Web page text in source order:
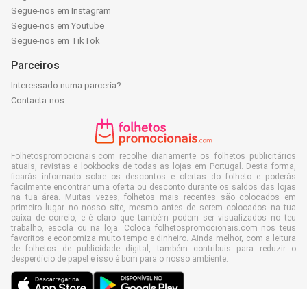
Segue-nos em Instagram
Segue-nos em Youtube
Segue-nos em TikTok
Parceiros
Interessado numa parceria?
Contacta-nos
Folhetospromocionais.com recolhe diariamente os folhetos publicitários
atuais, revistas e lookbooks de todas as lojas em Portugal. Desta forma,
ficarás informado sobre os descontos e ofertas do folheto e poderás
facilmente encontrar uma oferta ou desconto durante os saldos das lojas
na tua área. Muitas vezes, folhetos mais recentes são colocados em
primeiro lugar no nosso site, mesmo antes de serem colocados na tua
caixa de correio, e é claro que também podem ser visualizados no teu
trabalho, escola ou na loja. Coloca folhetospromocionais.com nos teus
favoritos e economiza muito tempo e dinheiro. Ainda melhor, com a leitura
de folhetos de publicidade digital, também contribuis para reduzir o
desperdício de papel e isso é bom para o nosso ambiente.